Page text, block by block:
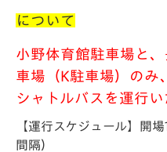
について
小野体育館駐車場と
車場（K駐車場）のみ、
シャトルバスを運行い
【運行スケジュール】開
間隔）